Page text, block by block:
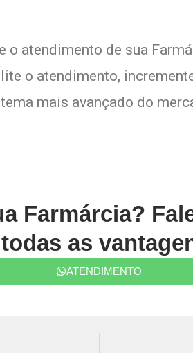
atendimento de sua
o atendimento,
mais avançado do
Farmárcia?
as
ATENDIMENTO